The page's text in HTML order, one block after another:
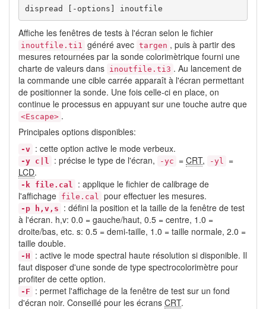
dispread [-options] inoutfile
Affiche les fenêtres de tests à l'écran selon le fichier
inoutfile.ti1 généré avec targen , puis à partir des
mesures retournées par la sonde colorimètrique fourni une
charte de valeurs dans inoutfile.ti3 . Au lancement de
la commande une cible carrée apparaît à l'écran permettant
de positionner la sonde. Une fois celle-ci en place, on
continue le processus en appuyant sur une touche autre que
<Escape> .
Principales options disponibles:
-v : cette option active le mode verbeux.
-y c|l : précise le type de l'écran, -yc = CRT, -yl
=
LCD.
-k file.cal
: applique le fichier de calibrage de
l'affichage file.cal pour effectuer les mesures.
-p h,v,s
: défini la position et la taille de la fenêtre de test
à l'écran. h,v: 0.0 = gauche/haut, 0.5 = centre, 1.0 =
droite/bas, etc. s: 0.5 = demi-taille, 1.0 = taille normale, 2.0 =
taille double.
-H
: active le mode spectral haute résolution si disponible. Il
faut disposer d'une sonde de type spectrocolorimètre pour
profiter de cette option.
-F
: permet l'affichage de la fenêtre de test sur un fond
d'écran noir. Conseillé pour les écrans CRT.